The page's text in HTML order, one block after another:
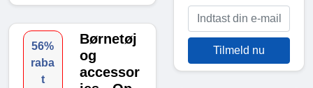
56%
raba
t
Børnetøj
og
accessor
Tilmeld nu